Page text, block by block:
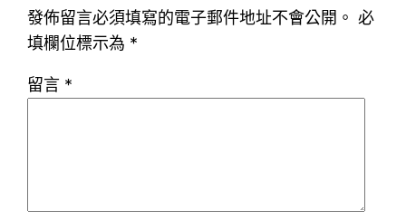
發佈留言必須填寫的電子郵件地址不會公開。 必
填欄位標示為 *
留言 *